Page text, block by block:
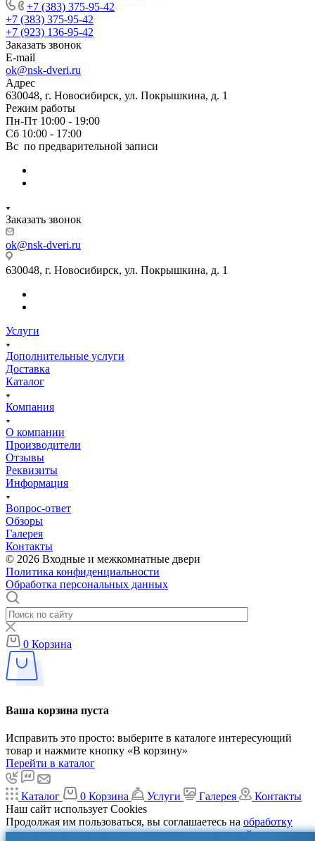
+7 (383) 375-95-42
+7 (383) 375-95-42
+7 (923) 136-95-42
Заказать звонок
E-mail
ok@nsk-dveri.ru
Адрес
630048, г. Новосибирск, ул. Покрышкина, д. 1
Режим работы
Пн-Пт 10:00 - 19:00
Сб 10:00 - 17:00
Вс по предварительной записи
Заказать звонок
ok@nsk-dveri.ru
630048, г. Новосибирск, ул. Покрышкина, д. 1
Услуги
Дополнительные услуги
Доставка
Каталог
Компания
О компании
Производители
Отзывы
Реквизиты
Информация
Вопрос-ответ
Обзоры
Галерея
Контакты
© 2026 Входные и межкомнатные двери
Политика конфиденциальности
Обработка персональных данных
0 Корзина
Ваша корзина пуста
Исправить это просто: выберите в каталоге интересующий
товар и нажмите кнопку «В корзину»
Перейти в каталог
Каталог 0 Корзина Услуги Галерея
Контакты
Наш сайт использует Cookies
Продолжая им пользоваться, вы соглашаетесь на обработку
персональных данныхв соответствии сполитикой в